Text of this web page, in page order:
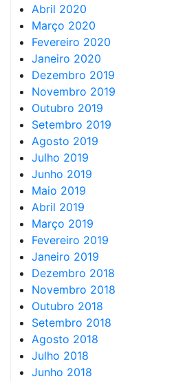
Abril 2020
Março 2020
Fevereiro 2020
Janeiro 2020
Dezembro 2019
Novembro 2019
Outubro 2019
Setembro 2019
Agosto 2019
Julho 2019
Junho 2019
Maio 2019
Abril 2019
Março 2019
Fevereiro 2019
Janeiro 2019
Dezembro 2018
Novembro 2018
Outubro 2018
Setembro 2018
Agosto 2018
Julho 2018
Junho 2018